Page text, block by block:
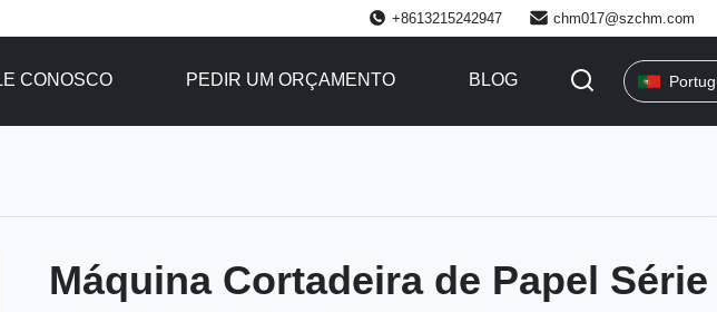
+8613215242947 chm017@szchm.com
CONOSCO PEDIR UM ORÇAMENTO BLOG
Máquina Cortadeira de Papel Série